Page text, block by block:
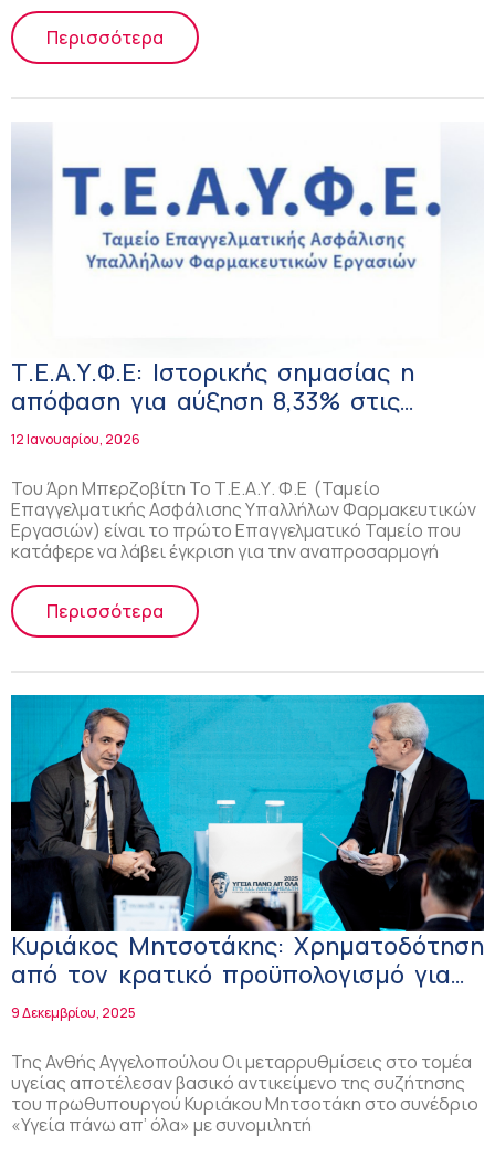
Περισσότερα
Τ.Ε.Α.Υ.Φ.Ε: Ιστορικής σημασίας η
απόφαση για αύξηση 8,33% στις
συντάξεις του 2025
12 Ιανουαρίου, 2026
Του Άρη Μπερζοβίτη Το Τ.Ε.Α.Υ. Φ.Ε (Ταμείο
Επαγγελματικής Ασφάλισης Υπαλλήλων Φαρμακευτικών
Εργασιών) είναι το πρώτο Επαγγελματικό Ταμείο που
κατάφερε να λάβει έγκριση για την αναπροσαρμογή
Περισσότερα
Κυριάκος Μητσοτάκης: Χρηματοδότηση
από τον κρατικό προϋπολογισμό για
έργα που θα μείνουν πίσω στη λήξη
του Ταμείου Ανάκαμψης
9 Δεκεμβρίου, 2025
Της Ανθής Αγγελοπούλου Οι μεταρρυθμίσεις στο τομέα
υγείας αποτέλεσαν βασικό αντικείμενο της συζήτησης
του πρωθυπουργού Κυριάκου Μητσοτάκη στο συνέδριο
«Υγεία πάνω απ’ όλα» με συνομιλητή